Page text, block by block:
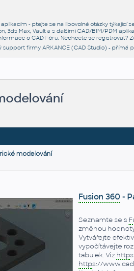
- ptejte se na libovolné otázky týkající
3ds Max, Vault a s dalšími CAD/BIM/PDM
o CAD Fóru. Nechcete se registrovat?
firmy ARKANCE (CAD Studio) - přímá
modelování
Fusion 360 -
Seznamte se s
změnou
Vytvářejte
vypočítávejte
tabulek. Viz http
https://